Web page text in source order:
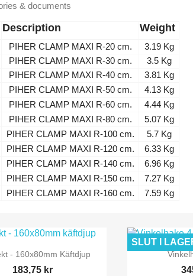
& documents
Description Weight
PIHER CLAMP MAXI R-20 cm.
3.19 Kg
PIHER CLAMP MAXI R-30 cm.
3.5 Kg
PIHER CLAMP MAXI R-40 cm.
3.81 Kg
PIHER CLAMP MAXI R-50 cm.
4.13 Kg
PIHER CLAMP MAXI R-60 cm.
4.44 Kg
PIHER CLAMP MAXI R-80 cm.
5.07 Kg
PIHER CLAMP MAXI R-100 cm.
5.7 Kg
PIHER CLAMP MAXI R-120 cm.
6.33 Kg
PIHER CLAMP MAXI R-140 cm.
6.96 Kg
PIHER CLAMP MAXI R-150 cm.
7.27 Kg
PIHER CLAMP MAXI R-160 cm. 7.59 Kg
 Snabbvy
- 160x80mm Käftdjup
183,75 kr

SLUT I